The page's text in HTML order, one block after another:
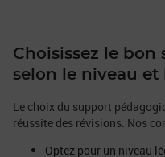
Choisissez le bon
selon le niveau et
Le choix du support
réussite des révisions. Nos
Optez pour un niveau